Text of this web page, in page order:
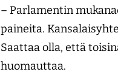
– Parlamentin
paineita.
Saattaa olla, että
huomauttaa.